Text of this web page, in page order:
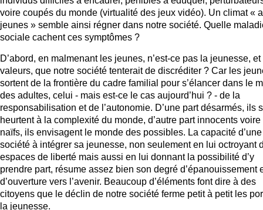
voire coupés du monde (virtualité des jeux vidéo). Un climat «
jeunes » semble ainsi régner dans notre société. Quelle
sociale cachent ces symptômes ?
D’abord, en malmenant les jeunes, n’est-ce pas la jeunesse, et
valeurs, que notre société tenterait de discréditer ? Car les
sortent de la frontière du cadre familial pour s’élancer dans le
des adultes, celui - mais est-ce le cas aujourd’hui ? - de la
responsabilisation et de l’autonomie. D’une part désarmés, ils
heurtent à la complexité du monde, d’autre part innocents voire
naïfs, ils envisagent le monde des possibles. La capacité d’une
société à intégrer sa jeunesse, non seulement en lui octroyant
espaces de liberté mais aussi en lui donnant la possibilité d’y
prendre part, résume assez bien son degré d’épanouissement
d’ouverture vers l’avenir. Beaucoup d’éléments font dire à des
citoyens que le déclin de notre société ferme petit à petit les
la jeunesse.